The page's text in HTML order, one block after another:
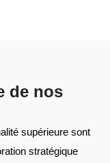
de nos
supérieure sont
stratégique